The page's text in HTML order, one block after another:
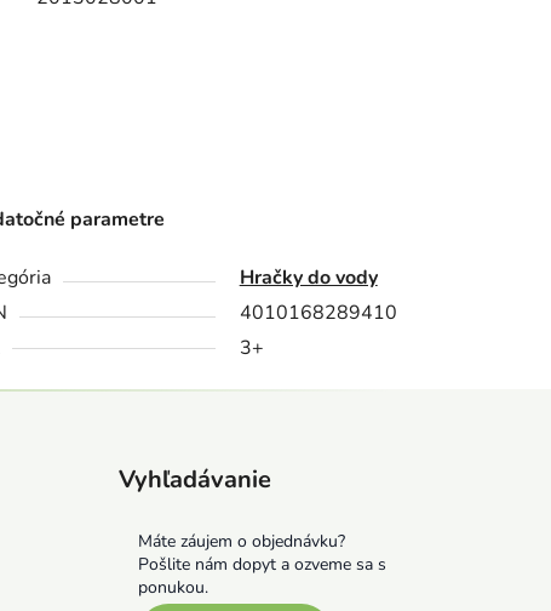
parametre
Hračky do vody
4010168289410
3+
Vyhľadávanie
Máte záujem o objednávku?
Pošlite nám dopyt a ozveme sa s
ponukou.